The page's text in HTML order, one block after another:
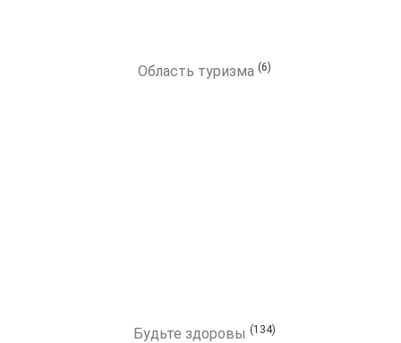
Область туризма (6)
Будьте здоровы (134)